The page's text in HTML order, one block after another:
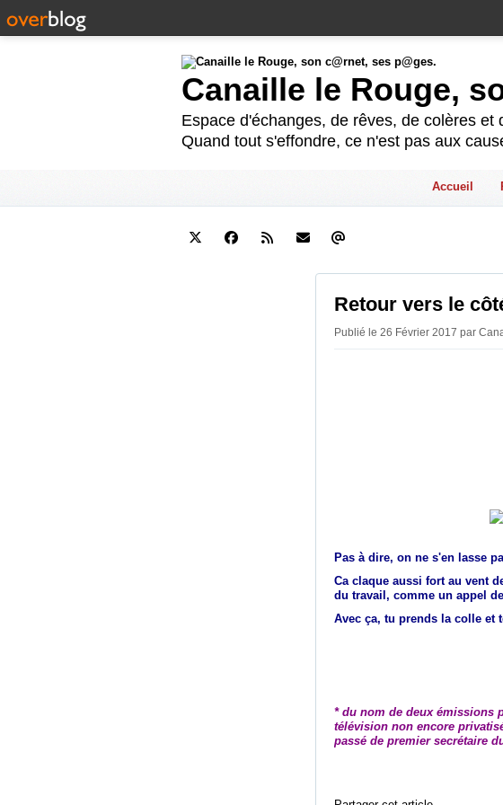
Canaille le Rouge,
Espace d'échanges, de rêves, de colères
Quand tout s'effondre, ce n'est pas aux
Accueil
Retour vers le
Publié le 26 Février 2017 par
Pas à dire, on ne s'en lasse
Ca claque aussi fort au vent
du travail, comme un appel
Avec ça, tu prends la colle et
* du nom de deux émissions
télévision non encore
passé de premier secrétaire